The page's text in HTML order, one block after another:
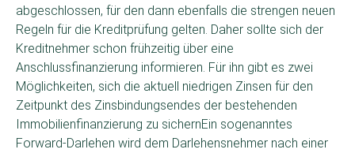
abgeschlossen, für den dann ebenfalls die strengen neuen
Regeln für die Kreditprüfung gelten. Daher sollte sich der
Kreditnehmer schon frühzeitig über eine
Anschlussfinanzierung informieren. Für ihn gibt es zwei
Möglichkeiten, sich die aktuell niedrigen Zinsen für den
Zeitpunkt des Zinsbindungsendes der bestehenden
Immobilienfinanzierung zu sichernEin sogenanntes
Forward-Darlehen wird dem Darlehensnehmer nach einer